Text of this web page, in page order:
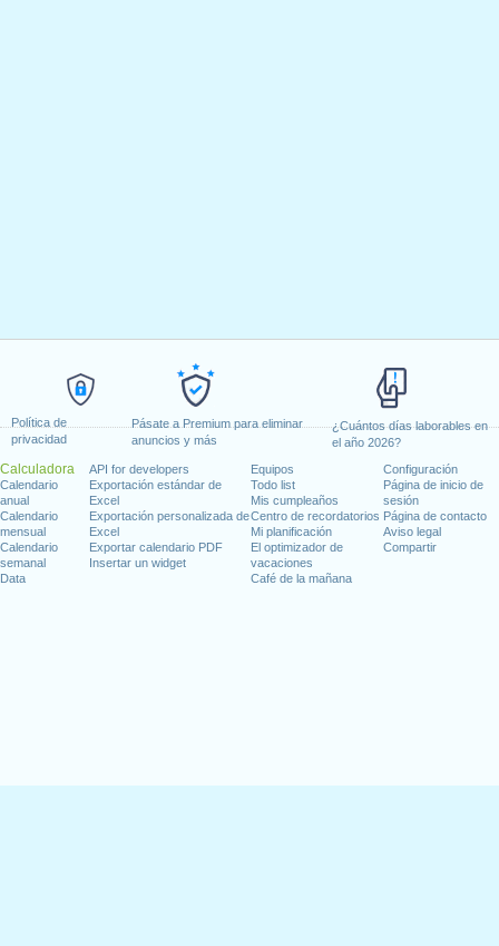
Política de
privacidad
Pásate a Premium para eliminar
anuncios y más
¿Cuántos días laborables en
el año 2026?
Calculadora
Calendario
anual
Calendario
mensual
Calendario
semanal
Data
API for developers
Exportación estándar de
Excel
Exportación personalizada de
Excel
Exportar calendario PDF
Insertar un widget
Equipos
Todo list
Mis cumpleaños
Centro de recordatorios
Mi planificación
El optimizador de
vacaciones
Café de la mañana
Configuración
Página de inicio de
sesión
Página de contacto
Aviso legal
Compartir